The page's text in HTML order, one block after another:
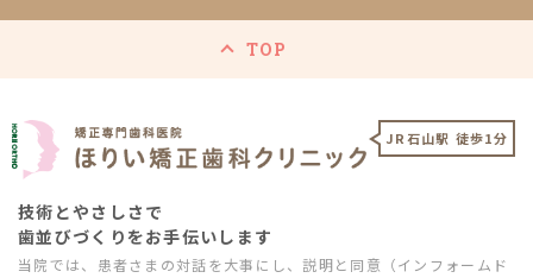
TOP
JR石山駅 徒歩1分
技術とやさしさで
歯並びづくりをお手伝いします
当院では、患者さまの対話を大事にし、説明と同意（インフォームド